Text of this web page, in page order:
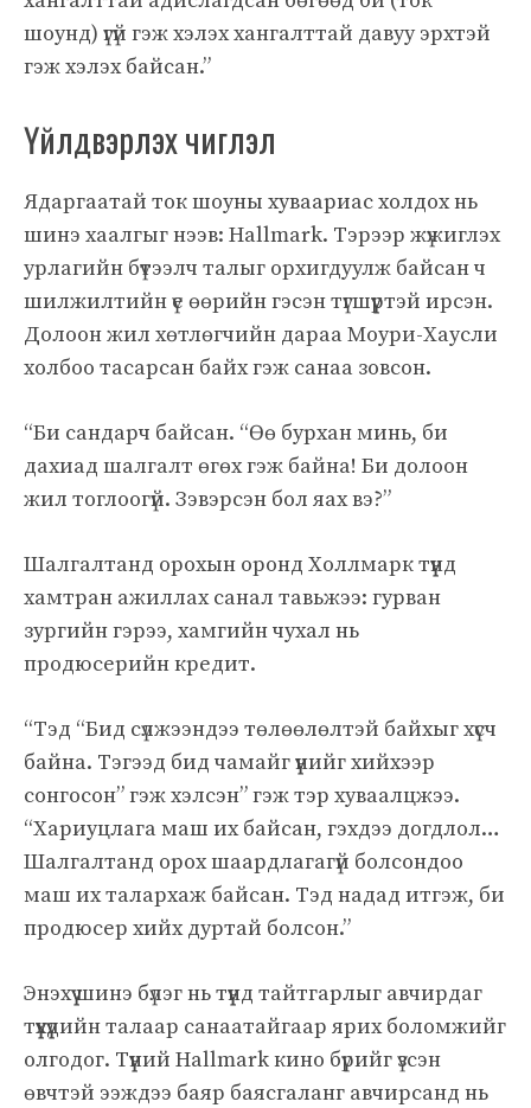
шоунд) үгүй ​​гэж хэлэх хангалттай давуу эрхтэй
гэж хэлэх байсан.”
Үйлдвэрлэх чиглэл
Ядаргаатай ток шоуны хуваариас холдох нь
шинэ хаалгыг нээв: Hallmark. Тэрээр жүжиглэх
урлагийн бүтээлч талыг орхигдуулж байсан ч
шилжилтийн үе өөрийн гэсэн түгшүүртэй ирсэн.
Долоон жил хөтлөгчийн дараа Моури-Хаусли
холбоо тасарсан байх гэж санаа зовсон.
“Би сандарч байсан. “Өө бурхан минь, би
дахиад шалгалт өгөх гэж байна! Би долоон
жил тоглоогүй. Зэвэрсэн бол яах вэ?”
Шалгалтанд орохын оронд Холлмарк түүнд
хамтран ажиллах санал тавьжээ: гурван
зургийн гэрээ, хамгийн чухал нь
продюсерийн кредит.
“Тэд “Бид сүлжээндээ төлөөлөлтэй байхыг хүсч
байна. Тэгээд бид чамайг үүнийг хийхээр
сонгосон” гэж хэлсэн” гэж тэр хуваалцжээ.
“Хариуцлага маш их байсан, гэхдээ догдлол…
Шалгалтанд орох шаардлагагүй болсондоо
маш их талархаж байсан. Тэд надад итгэж, би
продюсер хийх дуртай болсон.”
Энэхүү шинэ бүлэг нь түүнд тайтгарлыг авчирдаг
түүхүүдийн талаар санаатайгаар ярих боломжийг
олгодог. Түүний Hallmark кино бүрийг үзсэн
өвчтэй ээждээ баяр баясгаланг авчирсанд нь